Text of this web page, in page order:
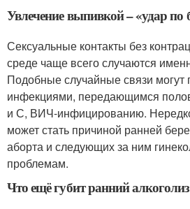
Увлечение выпивкой – «удар по
Сексуальные контакты без
среде чаще всего случаются
Подобные случайные связи могут
инфекциями, передающимся
и С, ВИЧ-инфицированию.
может стать причиной ранней
аборта и следующих за ним
проблемам.
Что ещё губит ранний